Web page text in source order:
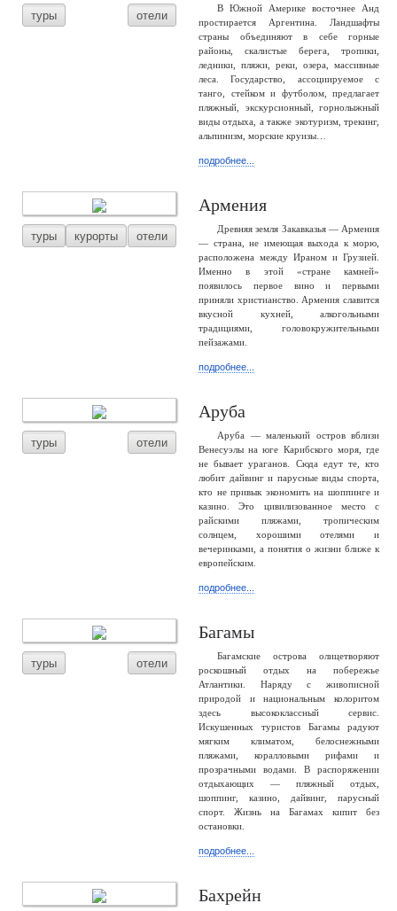
туры отели
В Южной Америке восточнее Анд
простирается Аргентина. Ландшафты
страны объединяют в себе горные
районы, скалистые берега, тропики,
ледники, пляжи, реки, озера, массивные
леса. Государство, ассоциируемое с
танго, стейком и футболом, предлагает
пляжный, экскурсионный, горнолыжный
виды отдыха, а также экотуризм, трекинг,
альпинизм, морские круизы…
подробнее...
туры курорты отели
Армения
Древняя земля Закавказья — Армения
— страна, не имеющая выхода к морю,
расположена между Ираном и Грузией.
Именно в этой «стране камней»
появилось первое вино и первыми
приняли христианство. Армения славится
вкусной кухней, алкогольными
традициями, головокружительными
пейзажами.
подробнее...
туры отели
Аруба
Аруба — маленький остров вблизи
Венесуэлы на юге Карибского моря, где
не бывает ураганов. Сюда едут те, кто
любит дайвинг и парусные виды спорта,
кто не привык экономить на шоппинге и
казино. Это цивилизованное место с
райскими пляжами, тропическим
солнцем, хорошими отелями и
вечеринками, а понятия о жизни ближе к
европейским.
подробнее...
туры отели
Багамы
Багамские острова олицетворяют
роскошный отдых на побережье
Атлантики. Наряду с живописной
природой и национальным колоритом
здесь высококлассный сервис.
Искушенных туристов Багамы радуют
мягким климатом, белоснежными
пляжами, коралловыми рифами и
прозрачными водами. В распоряжении
отдыхающих — пляжный отдых,
шоппинг, казино, дайвинг, парусный
спорт. Жизнь на Багамах кипит без
остановки.
подробнее...
Бахрейн